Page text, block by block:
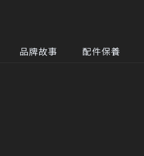
品牌故事 配件保養